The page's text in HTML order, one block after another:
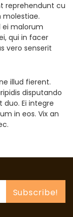
reprehendunt cu
molestiae.
ei malorum
qui in facer
vero senserit
illud fierent.
disputando
Ei integre
in eos. Vix an